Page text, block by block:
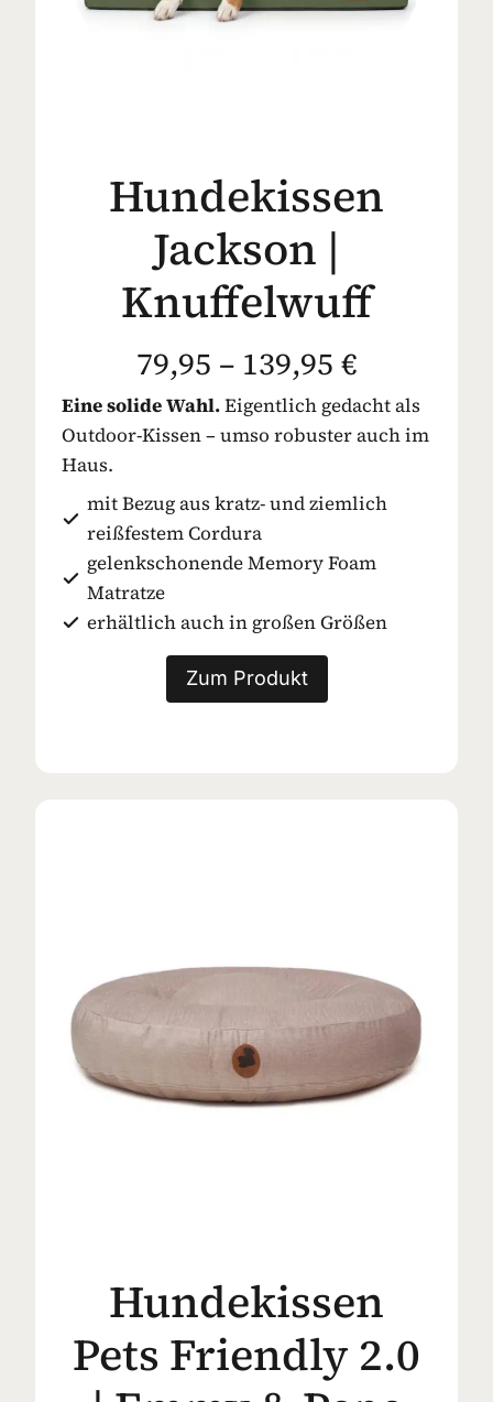
Hundekissen
Jackson |
Knuffelwuff
79,95 – 139,95 €
Eine solide Wahl.Eigentlich gedacht als
Outdoor-Kissen – umso robuster auch im
Haus.
mit Bezug aus kratz- und ziemlich
reißfestem Cordura
gelenkschonende Memory Foam
Matratze
erhältlich auch in großen Größen
Zum Produkt
Hundekissen
Pets Friendly 2.0